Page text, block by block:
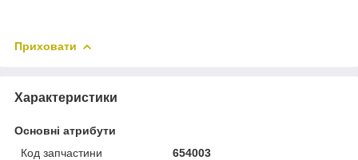
Приховати
Характеристики
Основні атрибути
Код запчастини
654003